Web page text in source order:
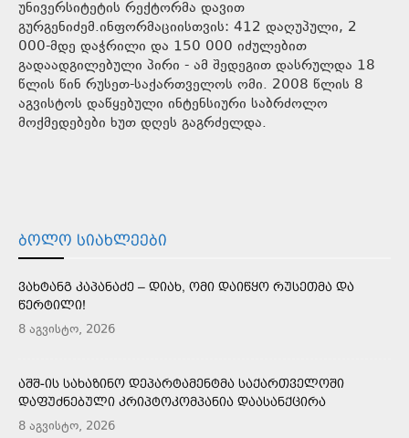
უნივერსიტეტის რექტორმა დავით
გურგენიძემ.ინფორმაციისთვის: 412 დაღუპული, 2
000-მდე დაჭრილი და 150 000 იძულებით
გადაადგილებული პირი - ამ შედეგით დასრულდა 18
წლის წინ რუსეთ-საქართველოს ომი. 2008 წლის 8
აგვისტოს დაწყებული ინტენსიური საბრძოლო
მოქმედებები ხუთ დღეს გაგრძელდა.
ᲑᲝᲚᲝ ᲡᲘᲐᲮᲚᲔᲔᲑᲘ
ᲕᲐᲮᲢᲐᲜᲒ ᲙᲐᲞᲐᲜᲐᲫᲔ – ᲓᲘᲐᲮ, ᲝᲛᲘ ᲓᲐᲘᲬᲧᲝ ᲠᲣᲡᲔᲗᲛᲐ ᲓᲐ
ᲬᲔᲠᲢᲘᲚᲘ!
8 აგვისტო, 2026
ᲐᲨᲨ-ᲘᲡ ᲡᲐᲮᲐᲖᲘᲜᲝ ᲓᲔᲞᲐᲠᲢᲐᲛᲔᲜᲢᲛᲐ ᲡᲐᲥᲐᲠᲗᲕᲔᲚᲝᲨᲘ
ᲓᲐᲤᲣᲫᲜᲔᲑᲣᲚᲘ ᲙᲠᲘᲞᲢᲝᲙᲝᲛᲞᲐᲜᲘᲐ ᲓᲐᲐᲡᲐᲜᲥᲪᲘᲠᲐ
8 აგვისტო, 2026